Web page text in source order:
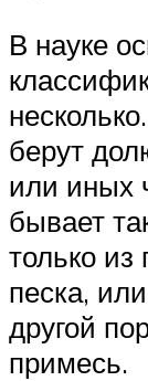
В науке
берут
или иных
бывает
только из
песка,
другой
примесь.